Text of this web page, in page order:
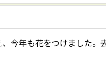
今年も花をつけました。